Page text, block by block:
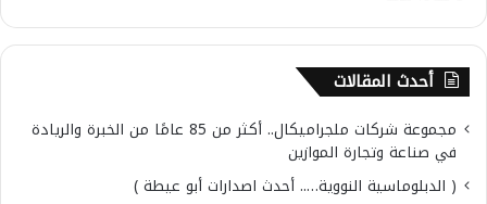
أحدث المقالات
مجموعة شركات ملجراميكال.. أكثر من 85 عامًا من الخبرة والريادة
في صناعة وتجارة الموازين
( الدبلوماسية النووية….. أحدث اصدارات أبو عيطة )